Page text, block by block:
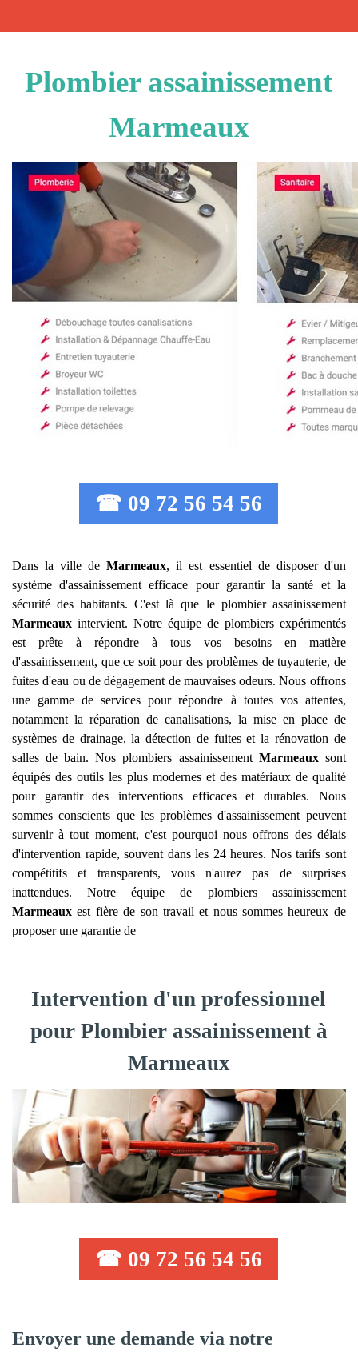
Plombier assainissement
Marmeaux
☎ 09 72 56 54 56
Dans la ville deMarmeaux, il est essentiel de disposer d'un
système d'assainissement efficace pour garantir la santé et la
sécurité des habitants. C'est là que le plombier assainissement
Marmeaux intervient. Notre équipe de plombiers expérimentés
est prête à répondre à tous vos besoins en matière
d'assainissement, que ce soit pour des problèmes de tuyauterie, de
fuites d'eau ou de dégagement de mauvaises odeurs. Nous offrons
une gamme de services pour répondre à toutes vos attentes,
notamment la réparation de canalisations, la mise en place de
systèmes de drainage, la détection de fuites et la rénovation de
salles de bain. Nos plombiers assainissement Marmeauxsont
équipés des outils les plus modernes et des matériaux de qualité
pour garantir des interventions efficaces et durables. Nous
sommes conscients que les problèmes d'assainissement peuvent
survenir à tout moment, c'est pourquoi nous offrons des délais
d'intervention rapide, souvent dans les 24 heures. Nos tarifs sont
compétitifs et transparents, vous n'aurez pas de surprises
inattendues. Notre équipe de plombiers assainissement
Marmeaux est fière de son travail et nous sommes heureux de
proposer une garantie de
Intervention d'un professionnel
pour Plombier assainissement à
Marmeaux
☎ 09 72 56 54 56
Envoyer une demande via notre